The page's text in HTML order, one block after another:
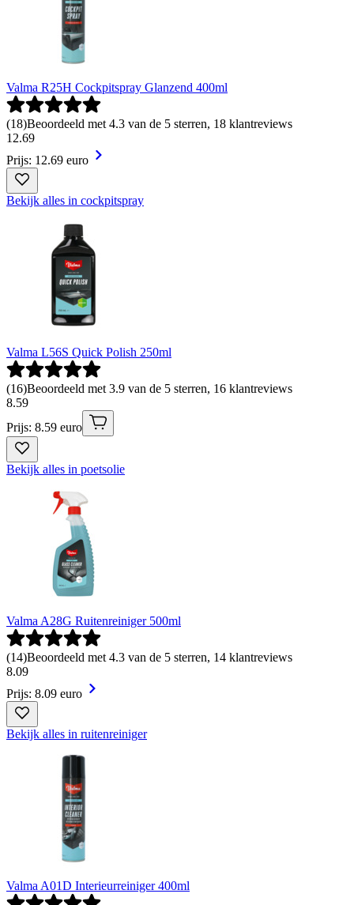
Valma R25H Cockpitspray Glanzend 400ml
(18)Beoordeeld met 4.3 van de 5 sterren, 18 klantreviews
12.69
Prijs: 12.69 euro
Bekijk alles in cockpitspray
Valma L56S Quick Polish 250ml
(16)Beoordeeld met 3.9 van de 5 sterren, 16 klantreviews
8.59
Prijs: 8.59 euro
Bekijk alles in poetsolie
Valma A28G Ruitenreiniger 500ml
(14)Beoordeeld met 4.3 van de 5 sterren, 14 klantreviews
8.09
Prijs: 8.09 euro
Bekijk alles in ruitenreiniger
Valma A01D Interieurreiniger 400ml